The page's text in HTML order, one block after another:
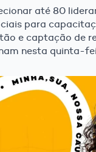
até 80
para
e captação de
nesta quinta-